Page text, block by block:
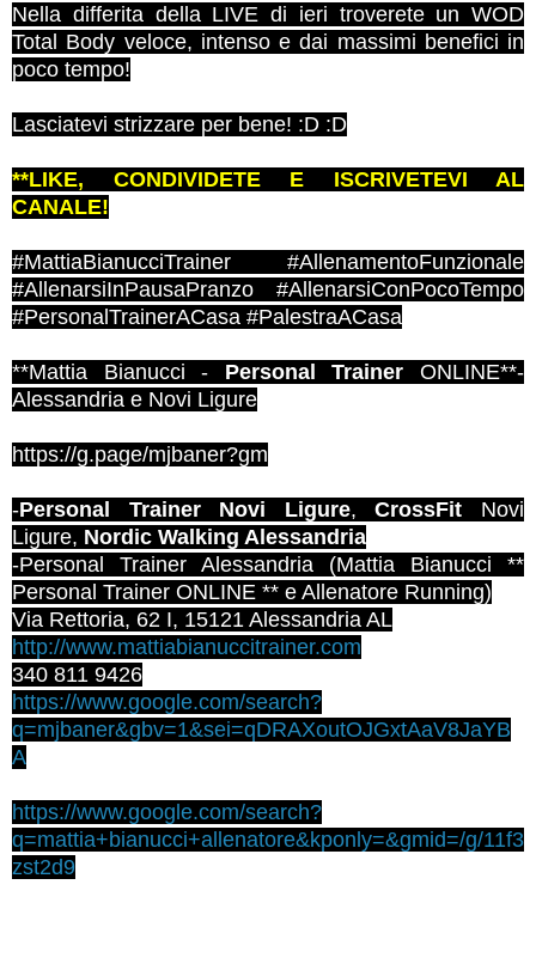
Nella differita della LIVE di ieri troverete un WOD
Total Body veloce, intenso e dai massimi benefici in
poco tempo!
Lasciatevi strizzare per bene! :D :D
**LIKE, CONDIVIDETE E ISCRIVETEVI AL
CANALE!
#MattiaBianucciTrainer #AllenamentoFunzionale
#AllenarsiInPausaPranzo #AllenarsiConPocoTempo
#PersonalTrainerACasa #PalestraACasa
**Mattia Bianucci - Personal Trainer ONLINE**-
Alessandria e Novi Ligure
https://g.page/mjbaner?gm
-Personal Trainer Novi Ligure,CrossFit Novi
Ligure, Nordic Walking Alessandria
-Personal Trainer Alessandria (Mattia Bianucci **
Personal Trainer ONLINE ** e Allenatore Running)
Via Rettoria, 62 I, 15121 Alessandria AL
http://www.mattiabianuccitrainer.com
340 811 9426
https://www.google.com/search?
q=mjbaner&gbv=1&sei=qDRAXoutOJGxtAaV8JaYB
A
https://www.google.com/search?
q=mattia+bianucci+allenatore&kponly=&gmid=/g/11f3
zst2d9